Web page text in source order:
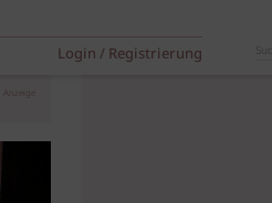
Login / Registrierung
Anzeige